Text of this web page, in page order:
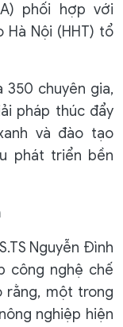
phối hợp với
Hà Nội (HHT) tổ
chuyên gia,
pháp thúc đẩy
và đào tạo
phát triển bền
Nguyễn Đình
công nghệ chế
rằng, một trong
nghiệp hiện